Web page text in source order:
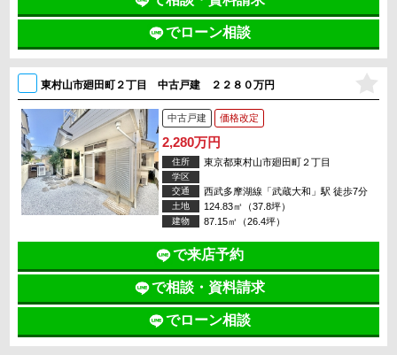
でローン相談
東村山市廻田町２丁目 中古戸建 ２２８０万円
中古戸建 価格改定
2,280万円
住所 東京都東村山市廻田町２丁目
学区
交通
西武多摩湖線「武蔵大和」駅 徒歩7分
土地 124.83㎡（37.8坪）
建物 87.15㎡（26.4坪）
で来店予約
で相談・資料請求
でローン相談